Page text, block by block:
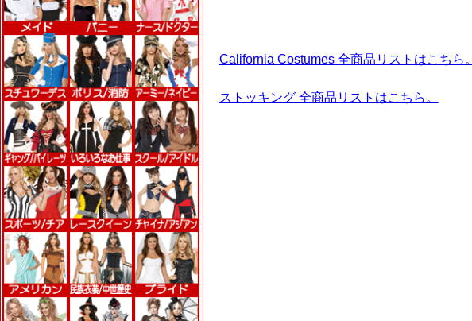
California Costumes 全商品リストはこちら。
ストッキング 全商品リストはこちら。